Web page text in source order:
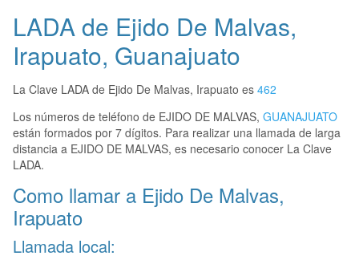
LADA de Ejido De Malvas,
Irapuato, Guanajuato
La Clave LADA de Ejido De Malvas, Irapuato es 462
Los números de teléfono de EJIDO DE MALVAS, GUANAJUATO
están formados por 7 dígitos. Para realizar una llamada de larga
distancia a EJIDO DE MALVAS, es necesario conocer La Clave
LADA.
Como llamar a Ejido De Malvas,
Irapuato
Llamada local: